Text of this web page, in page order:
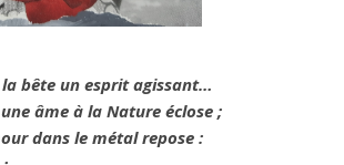
la bête un esprit agissant…
âme à la Nature éclose ;
dans le métal repose :